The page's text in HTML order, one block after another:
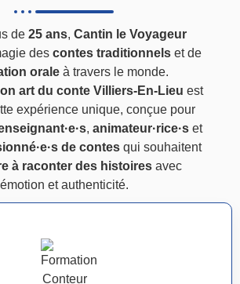
de25 ans,Cantin le Voyageur
des contes traditionnelset de
orale à travers le monde.
art du conte Villiers-En-Lieu est
expérience unique, conçue pour
, animateur·rice·set
de contesqui souhaitent
à raconter des histoiresavec
émotion et authenticité.